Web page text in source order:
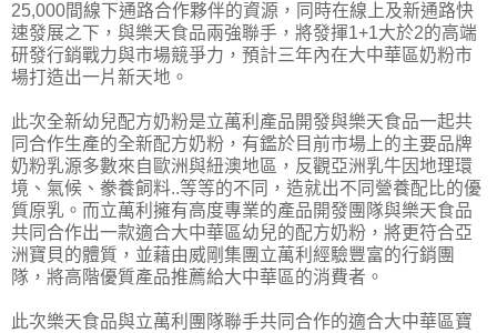
25,000間線下通路合作夥伴的資源，同時在線上及新通路快
速發展之下，與樂天食品兩強聯手，將發揮1+1大於2的高端
研發行銷戰力與市場競爭力，預計三年內在大中華區奶粉市
場打造出一片新天地。
此次全新幼兒配方奶粉是立萬利產品開發與樂天食品一起共
同合作生產的全新配方奶粉，有鑑於目前市場上的主要品牌
奶粉乳源多數來自歐洲與紐澳地區，反觀亞洲乳牛因地理環
境、氣候、豢養飼料..等等的不同，造就出不同營養配比的優
質原乳。而立萬利擁有高度專業的產品開發團隊與樂天食品
共同合作出一款適合大中華區幼兒的配方奶粉，將更符合亞
洲寶貝的體質，並藉由威剛集團立萬利經驗豐富的行銷團
隊，將高階優質產品推薦給大中華區的消費者。
此次樂天食品與立萬利團隊聯手共同合作的適合大中華區寶